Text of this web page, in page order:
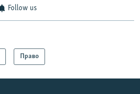
Follow us
Право